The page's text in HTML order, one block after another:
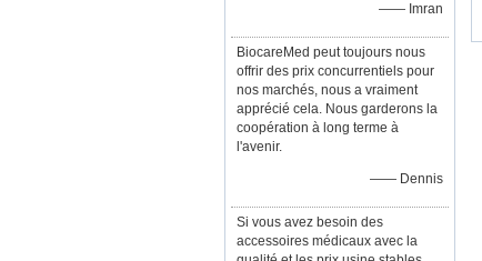
—— Imran
BiocareMed peut toujours nous
offrir des prix concurrentiels pour
nos marchés, nous a vraiment
apprécié cela. Nous garderons la
coopération à long terme à
l'avenir.
—— Dennis
Si vous avez besoin des
accessoires médicaux avec la